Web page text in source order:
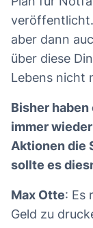
aber dann
über diese
Lebens nicht
Bisher
immer
Aktionen die
sollte es
Max Otte: Es
Geld zu